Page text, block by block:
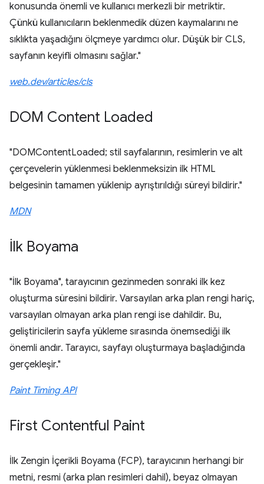
konusunda önemli ve kullanıcı merkezli bir metriktir.
Çünkü kullanıcıların beklenmedik düzen kaymalarını ne
sıklıkta yaşadığını ölçmeye yardımcı olur. Düşük bir CLS,
sayfanın keyifli olmasını sağlar."
web.dev/articles/cls
DOM Content Loaded
"DOMContentLoaded; stil sayfalarının, resimlerin ve alt
çerçevelerin yüklenmesi beklenmeksizin ilk HTML
belgesinin tamamen yüklenip ayrıştırıldığı süreyi bildirir."
MDN
İlk Boyama
"İlk Boyama", tarayıcının gezinmeden sonraki ilk kez
oluşturma süresini bildirir. Varsayılan arka plan rengi hariç,
varsayılan olmayan arka plan rengi ise dahildir. Bu,
geliştiricilerin sayfa yükleme sırasında önemsediği ilk
önemli andır. Tarayıcı, sayfayı oluşturmaya başladığında
gerçekleşir."
Paint Timing API
First Contentful Paint
İlk Zengin İçerikli Boyama (FCP), tarayıcının herhangi bir
metni, resmi (arka plan resimleri dahil), beyaz olmayan